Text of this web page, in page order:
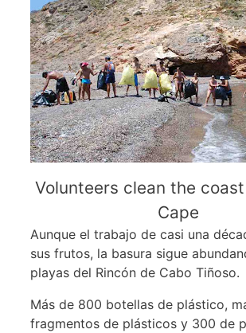
Volunteers clean the
Cape
Aunque el trabajo de casi una
sus frutos, la basura sigue
playas del Rincón de Cabo Tiñoso.
Más de 800 botellas de plástico,
fragmentos de plásticos y 300 de